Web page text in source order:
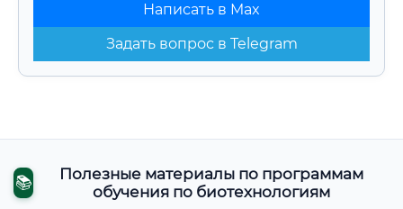
Написать в Max
Задать вопрос в Telegram
📚
Полезные материалы по программам
обучения по биотехнологиям